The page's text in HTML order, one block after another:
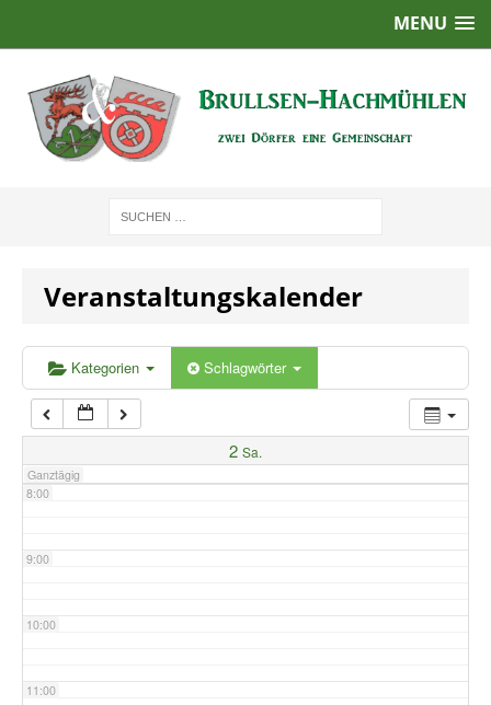
MENU
Veranstaltungskalender
Kategorien Schlagwörter
2 Sa.
Ganztägig
2:00
5:00
6:00
7:00
8:00
9:00
10:00
11:00